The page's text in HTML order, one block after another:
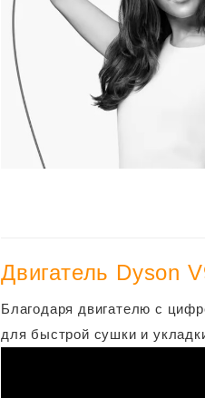
Двигатель Dyson
Благодаря двигателю с
для быстрой сушки и